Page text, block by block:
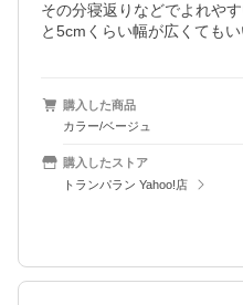
その分寝返りなどでよれや
と5cmくらい幅が広くてもい
購入した商品
カラー/ベージュ
購入したストア
トランパラン Yahoo!店